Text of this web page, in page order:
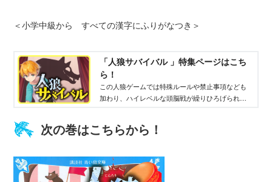
＜小学中級から すべての漢字にふりがなつき＞
「人狼サバイバル 」特集ページはこち
ら！
この人狼ゲームでは特殊ルールや禁止事項なども
加わり、ハイレベルな頭脳戦が繰りひろげられ
次の巻はこちらから！